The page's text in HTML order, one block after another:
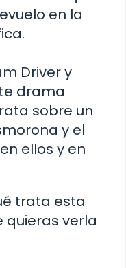
en la
Driver y
drama
sobre un
y el
ellos y en
trata esta
quieras verla